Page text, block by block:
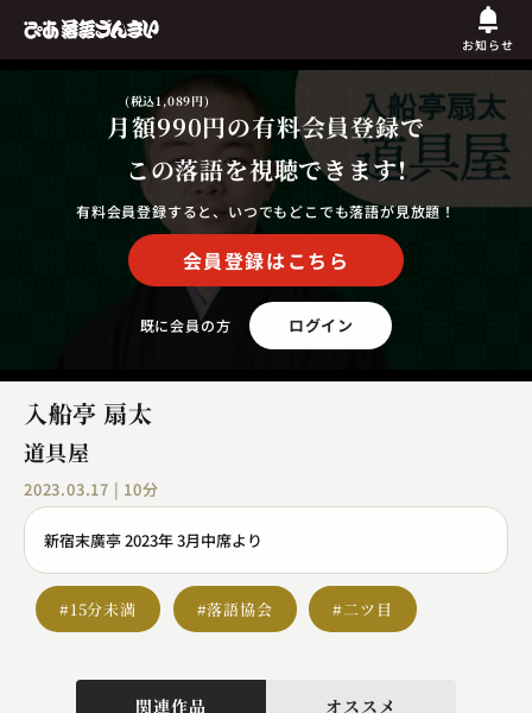
お知らせ
月額990円
(税込1,089円)
の有料会員登録で
この落語を視聴できます!
有料会員登録すると、いつでもどこでも落語が見放題！
会員登録はこちら
既に会員の方 ログイン
入船亭 扇太
道具屋
2023.03.17 | 10分
新宿末廣亭 2023年 3月中席より
#15分未満 #落語協会 #二ツ目
関連作品 オススメ